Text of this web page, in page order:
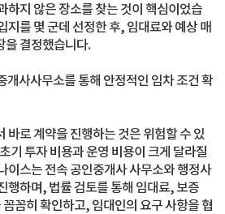
하지 않은 장소를 찾는 것이 핵심이었습
지를 몇 군데 선정한 후, 임대료와 예상 매
을 결정했습니다.
개사사무소를 통해 안정적인 임차 조건 확
바로 계약을 진행하는 것은 위험할 수 있
기 투자 비용과 운영 비용이 크게 달라질
이스는 전속 공인중개사 사무소와 행정사
행하며, 법률 검토를 통해 임대료, 보증
꼼히 확인하고, 임대인의 요구 사항을 협